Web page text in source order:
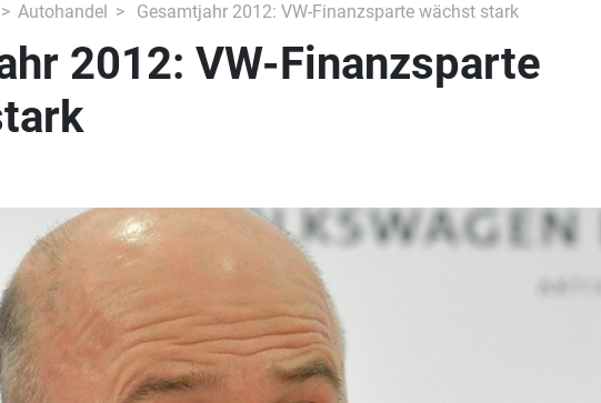
Autohandel Gesamtjahr 2012: VW-Finanzsparte wächst stark
2012: VW-Finanzsparte